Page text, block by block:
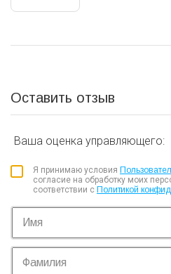
Оставить отзыв
Ваша оценка управляющего:
Я принимаю условия
согласие на обработку моих
соответствии с Политикой